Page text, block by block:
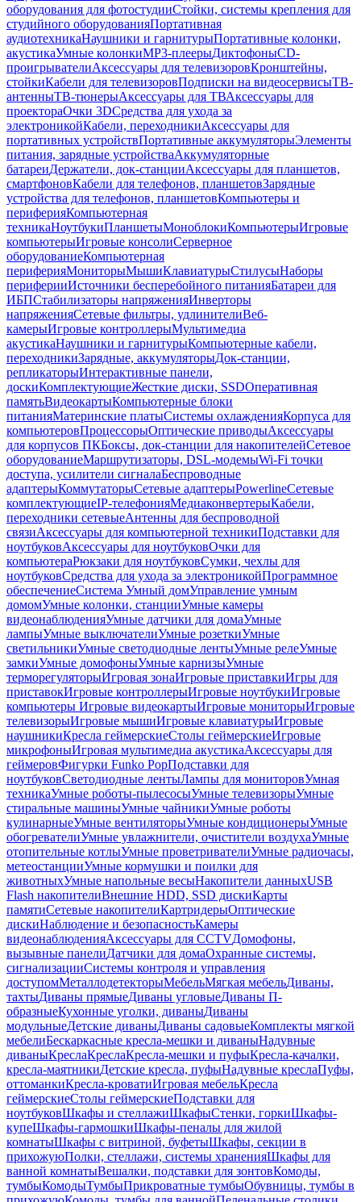
оборудования для фотостудииСтойки, системы крепления для
студийного оборудованияПортативная
аудиотехникаНаушники и гарнитурыПортативные колонки,
акустикаУмные колонкиMP3-плеерыДиктофоныCD-
проигрывателиАксессуары для телевизоровКронштейны,
стойкиКабели для телевизоровПодписки на видеосервисыТВ-
антенныТВ-тюнерыАксессуары для ТВАксессуары для
проектораОчки 3DСредства для ухода за
электроникойКабели, переходникиАксессуары для
портативных устройствПортативные аккумуляторыЭлементы
питания, зарядные устройстваАккумуляторные
батареиДержатели, док-станцииАксессуары для планшетов,
смартфоновКабели для телефонов, планшетовЗарядные
устройства для телефонов, планшетовКомпьютеры и
периферияКомпьютерная
техникаНоутбукиПланшетыМоноблокиКомпьютерыИгровые
компьютерыИгровые консолиСерверное
оборудованиеКомпьютерная
периферияМониторыМышиКлавиатурыСтилусыНаборы
периферииИсточники бесперебойного питанияБатареи для
ИБПСтабилизаторы напряженияИнверторы
напряженияСетевые фильтры, удлинителиВеб-
камерыИгровые контроллерыМультимедиа
акустикаНаушники и гарнитурыКомпьютерные кабели,
переходникиЗарядные, аккумуляторыДок-станции,
репликаторыИнтерактивные панели,
доскиКомплектующиеЖесткие диски, SSDОперативная
памятьВидеокартыКомпьютерные блоки
питанияМатеринские платыСистемы охлажденияКорпуса для
компьютеровПроцессорыОптические приводыАксессуары
для корпусов ПКБоксы, док-станции для накопителейСетевое
оборудованиеМаршрутизаторы, DSL-модемыWi-Fi точки
доступа, усилители сигналаБеспроводные
адаптерыКоммутаторыСетевые адаптерыPowerlineСетевые
комплектующиеIP-телефонияМедиаконвертерыКабели,
переходники сетевыеАнтенны для беспроводной
связиАксессуары для компьютерной техникиПодставки для
ноутбуковАксессуары для ноутбуковОчки для
компьютераРюкзаки для ноутбуковСумки, чехлы для
ноутбуковСредства для ухода за электроникойПрограммное
обеспечениеСистема Умный домУправление умным
домомУмные колонки, станцииУмные камеры
видеонаблюденияУмные датчики для домаУмные
лампыУмные выключателиУмные розеткиУмные
светильникиУмные светодиодные лентыУмные релеУмные
замкиУмные домофоныУмные карнизыУмные
терморегуляторыИгровая зонаИгровые приставкиИгры для
приставокИгровые контроллерыИгровые ноутбукиИгровые
компьютеры Игровые видеокартыИгровые мониторыИгровые
телевизорыИгровые мышиИгровые клавиатурыИгровые
наушникиКресла геймерскиеСтолы геймерскиеИгровые
микрофоныИгровая мультимедиа акустикаАксессуары для
геймеровФигурки Funko PopПодставки для
ноутбуковСветодиодные лентыЛампы для мониторовУмная
техникаУмные роботы-пылесосыУмные телевизорыУмные
стиральные машиныУмные чайникиУмные роботы
кулинарныеУмные вентиляторыУмные кондиционерыУмные
обогревателиУмные увлажнители, очистители воздухаУмные
отопительные котлыУмные проветривателиУмные радиочасы,
метеостанцииУмные кормушки и поилки для
животныхУмные напольные весыНакопители данныхUSB
Flash накопителиВнешние HDD, SSD дискиКарты
памятиСетевые накопителиКартридерыОптические
дискиНаблюдение и безопасностьКамеры
видеонаблюденияАксессуары для CCTVДомофоны,
вызывные панелиДатчики для домаОхранные системы,
сигнализацииСистемы контроля и управления
доступомМеталлодетекторыМебельМягкая мебельДиваны,
тахтыДиваны прямыеДиваны угловыеДиваны П-
образныеКухонные уголки, диваныДиваны
модульныеДетские диваныДиваны садовыеКомплекты мягкой
мебелиБескаркасные кресла-мешки и диваныНадувные
диваныКреслаКреслаКресла-мешки и пуфыКресла-качалки,
кресла-маятникиДетские кресла, пуфыНадувные креслаПуфы,
оттоманкиКресла-кроватиИгровая мебельКресла
геймерскиеСтолы геймерскиеПодставки для
ноутбуковШкафы и стеллажиШкафыСтенки, горкиШкафы-
купеШкафы-гармошкиШкафы-пеналы для жилой
комнатыШкафы с витриной, буфетыШкафы, секции в
прихожуюПолки, стеллажи, системы храненияШкафы для
ванной комнатыВешалки, подставки для зонтовКомоды,
тумбыКомодыТумбыПрикроватные тумбыОбувницы, тумбы в